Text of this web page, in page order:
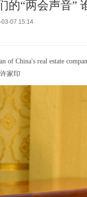
的“两会声音”
03-07 15:14
of China's real estate
家印